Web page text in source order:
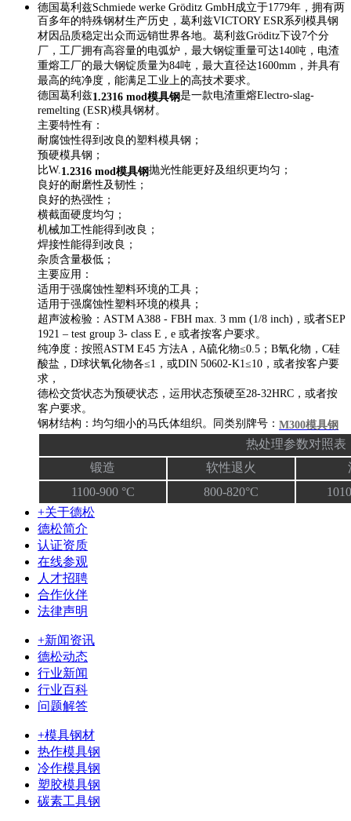
德国葛利兹Schmiede werke Gröditz GmbH成立于1779年，拥有两
百多年的特殊钢材生产历史，葛利兹VICTORY ESR系列模具钢
材因品质稳定出众而远销世界各地。葛利兹Gröditz下设7个分
厂，工厂拥有高容量的电弧炉，最大钢锭重量可达140吨，电渣
重熔工厂的最大钢锭质量为84吨，最大直径达1600mm，并具有
最高的纯净度，能满足工业上的高技术要求。
德国葛利兹1.2316 mod模具钢是一款电渣重熔Electro-slag-
remelting (ESR)模具钢材。
主要特性有：
耐腐蚀性得到改良的塑料模具钢；
预硬模具钢；
比W.1.2316 mod模具钢抛光性能更好及组织更均匀；
良好的耐磨性及韧性；
良好的热强性；
横截面硬度均匀；
机械加工性能得到改良；
焊接性能得到改良；
杂质含量极低；
主要应用：
适用于强腐蚀性塑料环境的工具；
适用于强腐蚀性塑料环境的模具；
超声波检验：ASTM A388 - FBH max. 3 mm (1/8 inch)，或者SEP
1921 – test group 3- class E , e 或者按客户要求。
纯净度：按照ASTM E45 方法A，A硫化物≤0.5；B氧化物，C硅
酸盐，D球状氧化物各≤1，或DIN 50602-K1≤10，或者按客户要
求，
德松交货状态为预硬状态，运用状态预硬至28-32HRC，或者按
客户要求。
钢材结构：均匀细小的马氏体组织。同类别牌号： M300模具钢
热处理参数对照表
锻造
软性退火
1100-900 °C
800-820°C
+关于德松
德松简介
认证资质
在线参观
人才招聘
合作伙伴
法律声明
+新闻资讯
德松动态
行业新闻
行业百科
问题解答
+模具钢材
热作模具钢
冷作模具钢
塑胶模具钢
碳素工具钢